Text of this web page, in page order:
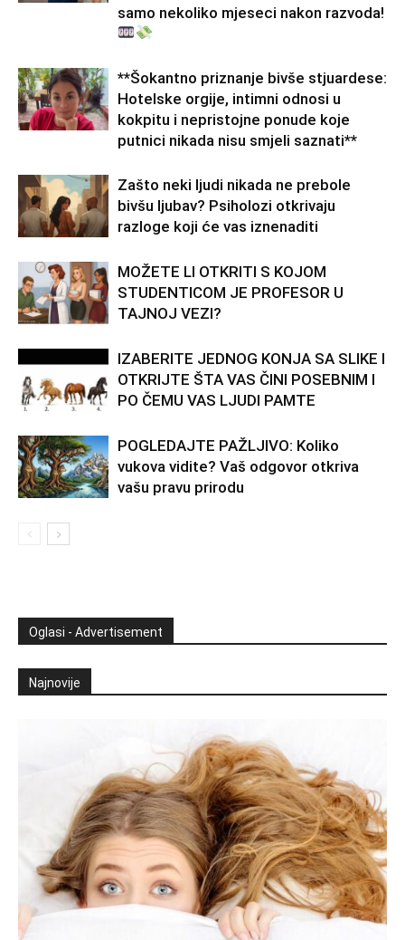
samo nekoliko mjeseci nakon razvoda!
**Šokantno priznanje bivše stjuardese:
Hotelske orgije, intimni odnosi u
kokpitu i nepristojne ponude koje
putnici nikada nisu smjeli saznati**
Zašto neki ljudi nikada ne prebole
bivšu ljubav? Psiholozi otkrivaju
razloge koji će vas iznenaditi
MOŽETE LI OTKRITI S KOJOM
STUDENTICOM JE PROFESOR U
TAJNOJ VEZI?
IZABERITE JEDNOG KONJA SA SLIKE I
OTKRIJTE ŠTA VAS ČINI POSEBNIM I
PO ČEMU VAS LJUDI PAMTE
POGLEDAJTE PAŽLJIVO: Koliko
vukova vidite? Vaš odgovor otkriva
vašu pravu prirodu
Oglasi - Advertisement
Najnovije